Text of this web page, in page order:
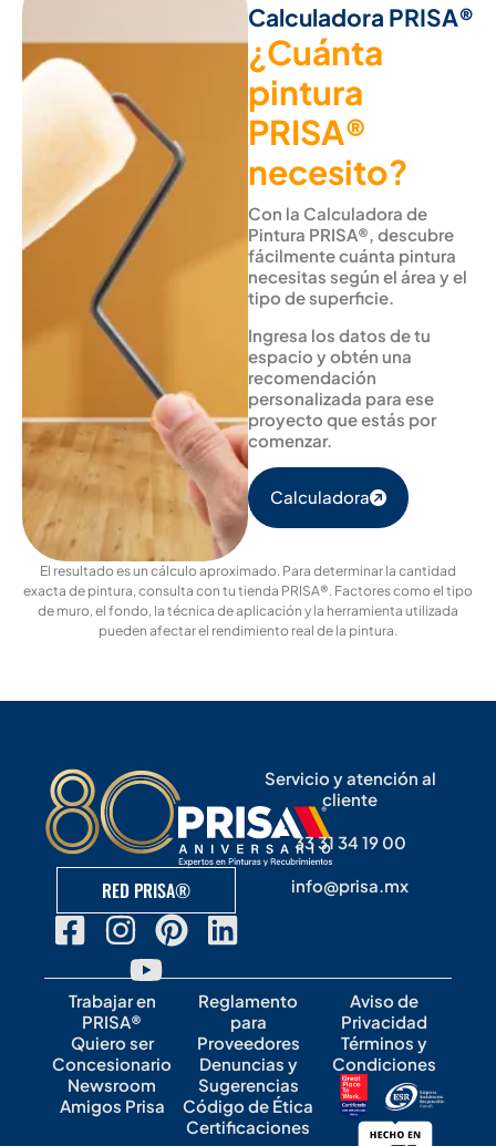
Calculadora PRISA®
¿Cuánta
pintura
PRISA®
necesito?
Con la Calculadora de
Pintura PRISA®, descubre
fácilmente cuánta pintura
necesitas según el área y el
tipo de superficie.
Ingresa los datos de tu
espacio y obtén una
recomendación
personalizada para ese
proyecto que estás por
comenzar.
Calculadora
El resultado es un cálculo aproximado. Para determinar la cantidad
exacta de pintura, consulta con tu tienda PRISA®. Factores como el tipo
de muro, el fondo, la técnica de aplicación y la herramienta utilizada
pueden afectar el rendimiento real de la pintura.
RED PRISA®
Servicio y atención al
cliente
33 31 34 19 00
info@prisa.mx
Trabajar en
PRISA®
Quiero ser
Concesionario
Newsroom
Amigos Prisa
Reglamento
para
Proveedores
Denuncias y
Sugerencias
Código de Ética
Certificaciones
Aviso de
Privacidad
Términos y
Condiciones